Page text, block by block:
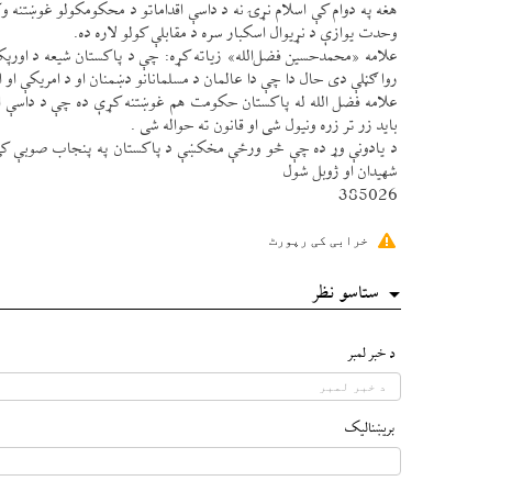
هغه په دوام كې اسلام نړۍ نه د داسې اقداماتو د محكومكولو
وحدت يوازې د نړيوال اسكبار سره د مقابلې كولو لاره ده.
علامه «محمدحسين فضل‌الله» زياته كړه: چې د پاكستان شيعه د
روا ګڼلې دی حال دا چې دا عالمان د مسلمانانو دښمنان او د امريكې
علامه فضل الله له پاكستان حكومت هم غوښتنه كړې ده چې د داسې
بايد زر تر زره ونيول شی او قانون ته حواله شی .
د يادونې وړ ده چې څو ورځې مخكښې د پاكستان په پنجاب صوبې
شهيدان او ژوبل شول
385026
خرابی کی رپورٹ
ستاسو نظر
د خبر لمبر
بريښناليک